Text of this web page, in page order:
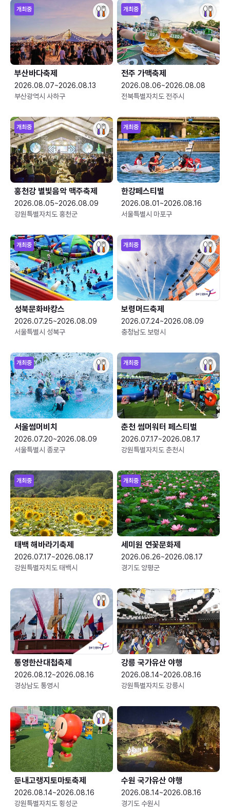
개최중
부산바다축제
2026.08.07~2026.08.13
부산광역시 사하구
개최중
전주 가맥축제
2026.08.06~2026.08.08
전북특별자치도 전주시
개최중
홍천강 별빛음악 맥주축제
2026.08.05~2026.08.09
강원특별자치도 홍천군
개최중
한강페스티벌
2026.08.01~2026.08.16
서울특별시 마포구
개최중
성북문화바캉스
2026.07.25~2026.08.09
서울특별시 성북구
개최중
보령머드축제
2026.07.24~2026.08.09
충청남도 보령시
개최중
서울썸머비치
2026.07.20~2026.08.09
서울특별시 종로구
개최중
춘천 썸머워터 페스티벌
2026.07.17~2026.08.17
강원특별자치도 춘천시
개최중
태백 해바라기축제
2026.07.17~2026.08.17
강원특별자치도 태백시
개최중
세미원 연꽃문화제
2026.06.26~2026.08.17
경기도 양평군
통영한산대첩축제
2026.08.12~2026.08.16
경상남도 통영시
강릉 국가유산 야행
2026.08.14~2026.08.16
강원특별자치도 강릉시
둔내고랭지토마토축제
2026.08.14~2026.08.16
강원특별자치도 횡성군
수원 국가유산 야행
2026.08.14~2026.08.16
경기도 수원시